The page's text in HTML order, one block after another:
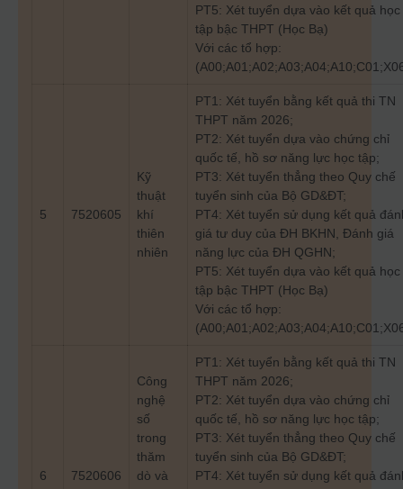
PT5: Xét tuyển dựa vào kết quả học
tập bậc THPT (Học Bạ)
Với các tổ hợp:
5 7520605
Kỹ
thuật
khí
thiên
nhiên
PT1: Xét tuyển bằng kết quả thi TN
THPT năm 2026;
PT2: Xét tuyển dựa vào chứng chỉ
quốc tế, hồ sơ năng lực học tập;
PT3: Xét tuyển thẳng theo Quy chế
tuyển sinh của Bộ GD&ĐT;
PT4: Xét tuyển sử dụng kết quả
giá tư duy của ĐH BKHN, Đánh giá
năng lực của ĐH QGHN;
PT5: Xét tuyển dựa vào kết quả học
tập bậc THPT (Học Bạ)
Với các tổ hợp:
6 7520606
Công
nghệ
số
trong
thăm
dò và
PT1: Xét tuyển bằng kết quả thi TN
THPT năm 2026;
PT2: Xét tuyển dựa vào chứng chỉ
quốc tế, hồ sơ năng lực học tập;
PT3: Xét tuyển thẳng theo Quy chế
tuyển sinh của Bộ GD&ĐT;
PT4: Xét tuyển sử dụng kết quả